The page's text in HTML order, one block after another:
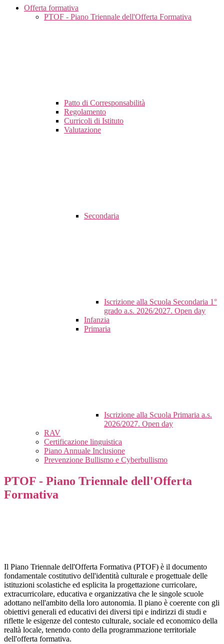
Offerta formativa
PTOF - Piano Triennale dell'Offerta Formativa
Patto di Corresponsabilità
Regolamento
Curricoli di Istituto
Valutazione
Secondaria
Iscrizione alla Scuola Secondaria 1°
grado a.s. 2026/2027. Open day
Infanzia
Primaria
Iscrizione alla Scuola Primaria a.s.
2026/2027. Open day
RAV
Certificazione linguistica
Piano Annuale Inclusione
Prevenzione Bullismo e Cyberbullismo
PTOF - Piano Triennale dell'Offerta
Formativa
Il Piano Triennale dell'Offerta Formativa (PTOF) è il documento
fondamentale costitutivo dell'identità culturale e progettuale delle
istituzioni scolastiche ed esplicita la progettazione curricolare,
extracurricolare, educativa e organizzativa che le singole scuole
adottano nell'ambito della loro autonomia. Il piano è coerente con gli
obiettivi generali ed educativi dei diversi tipi e indirizzi di studi e
riflette le esigenze del contesto culturale, sociale ed economico della
realtà locale, tenendo conto della programmazione territoriale
dell'offerta formativa.